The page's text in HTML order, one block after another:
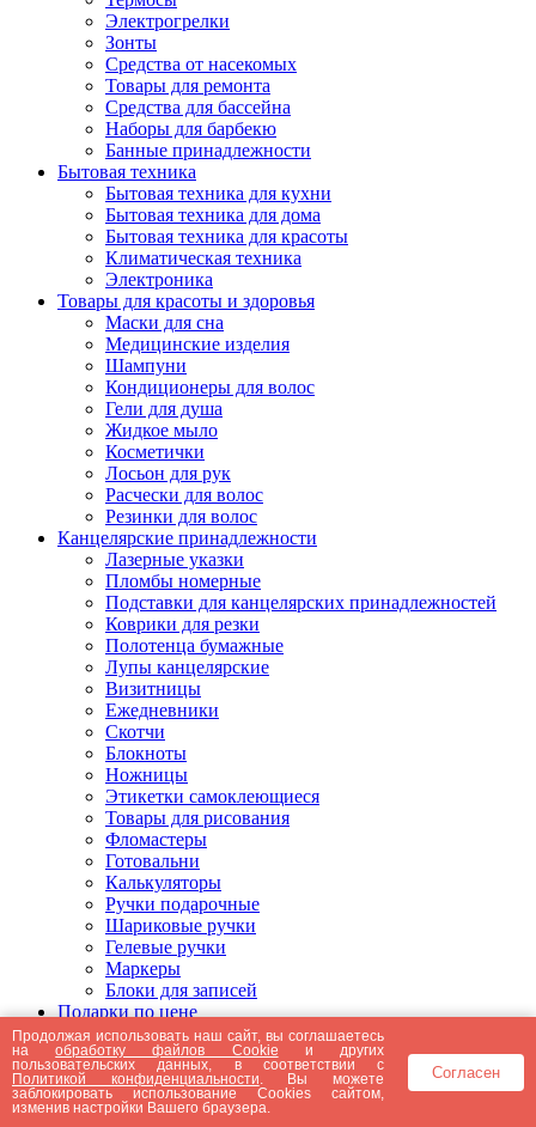
Электрогрелки
Зонты
Средства от насекомых
Товары для ремонта
Средства для бассейна
Наборы для барбекю
Банные принадлежности
Бытовая техника
Бытовая техника для кухни
Бытовая техника для дома
Бытовая техника для красоты
Климатическая техника
Электроника
Товары для красоты и здоровья
Маски для сна
Медицинские изделия
Шампуни
Кондиционеры для волос
Гели для душа
Жидкое мыло
Косметички
Лосьон для рук
Расчески для волос
Резинки для волос
Канцелярские принадлежности
Лазерные указки
Пломбы номерные
Подставки для канцелярских принадлежностей
Коврики для резки
Полотенца бумажные
Лупы канцелярские
Визитницы
Ежедневники
Скотчи
Блокноты
Ножницы
Этикетки самоклеющиеся
Товары для рисования
Фломастеры
Готовальни
Калькуляторы
Ручки подарочные
Шариковые ручки
Гелевые ручки
Маркеры
Блоки для записей
Подарки по цене
Подарки от 5000 рублей
Подарки до 5000 рублей
Подарки до 3000 рублей
Подарки до 2000 рублей
Подарки до 1000 рублей
Продолжая использовать наш сайт, вы соглашаетесь
наобработку файлов Cookie и других
пользовательских данных, в соответствии с
Политикой конфиденциальности . Вы можете
заблокировать использование Cookies сайтом,
изменив настройки Вашего браузера.
Согласен